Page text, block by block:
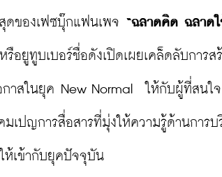
ดของเฟซบุ๊กแฟนเพจ “ฉลาดคิด ฉลาดใ
อยูทูบเบอร์ชื่อดังเปิดเผยเคล็ดลับการส
กาสในยุค New Normal  ให้กับผู้ที่สน
เปญการสื่อสารที่มุ่งให้ความรู้ด้านการ
ห้เข้ากับยุคปัจจุบัน